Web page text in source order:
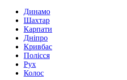
Динамо
Шахтар
Карпати
Дніпро
Кривбас
Полісся
Рух
Колос